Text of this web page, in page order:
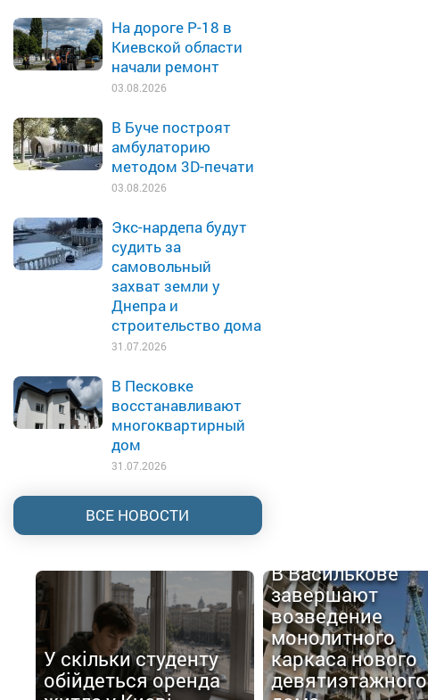
На дороге Р-18 в
Киевской области
начали ремонт
03.08.2026
В Буче построят
амбулаторию
методом 3D-печати
03.08.2026
Экс-нардепа будут
судить за
самовольный
захват земли у
Днепра и
строительство дома
31.07.2026
В Песковке
восстанавливают
многоквартирный
дом
31.07.2026
ВСЕ НОВОСТИ
У скільки студенту
обійдеться оренда
В Василькове
завершают
возведение
монолитного
каркаса нового
девятиэтажного